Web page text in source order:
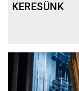
KERESÜNK